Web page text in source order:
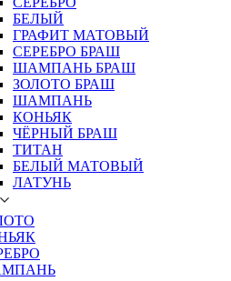
БЕЛЫЙ
ГРАФИТ МАТОВЫЙ
СЕРЕБРО БРАШ
ШАМПАНЬ БРАШ
ЗОЛОТО БРАШ
ШАМПАНЬ
КОНЬЯК
ЧЁРНЫЙ БРАШ
ТИТАН
БЕЛЫЙ МАТОВЫЙ
ЛАТУНЬ